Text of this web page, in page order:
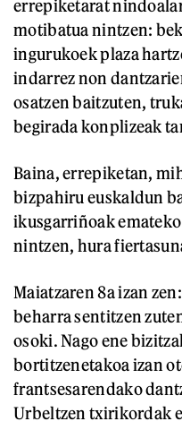
errepiketarat
motibatua nintzen:
ingurukoek plaza
indarrez non
osatzen baitzuten,
begirada konplizeak
Baina, errepiketan,
bizpahiru euskaldun
ikusgarriñoak
nintzen, hura
Maiatzaren 8a izan
beharra sentitzen
osoki. Nago ene
bortitzenetakoa izan
frantsesarendako
Urbeltzen txirikordak